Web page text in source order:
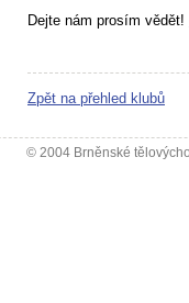
Dejte nám prosím vědět!
Zpět na přehled klubů
© 2004 Brněnské